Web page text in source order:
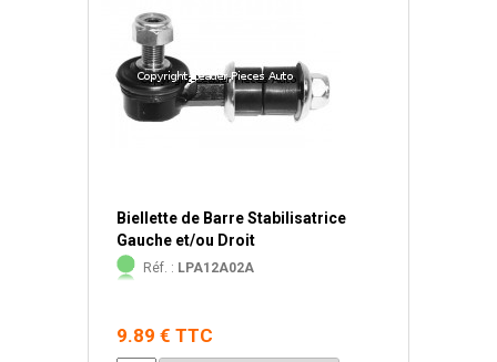
Biellette de Barre Stabilisatrice
Gauche et/ou Droit
Réf. : LPA12A02A
9.89 € TTC